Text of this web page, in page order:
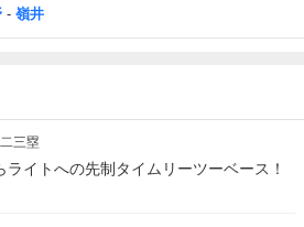
- 嶺井
三塁
イトへの先制タイムリーツーベース！